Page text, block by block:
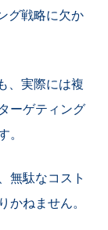
グ戦略に欠か
、実際には複
ーゲティング
無駄なコスト
ねません。